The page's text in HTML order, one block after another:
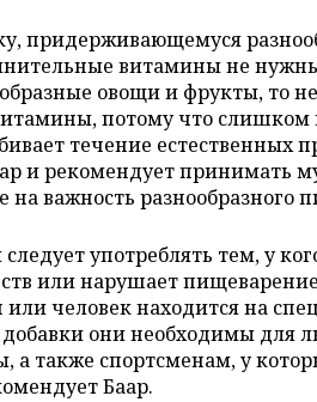
придерживающемуся
витамины не
овощи и фрукты, то
потому что слишком
течение естественных
и рекомендует принимать
на важность разнообразного
употреблять тем, у
или нарушает
или человек находится на
они необходимы для
а также спортсменам, у
Баар.